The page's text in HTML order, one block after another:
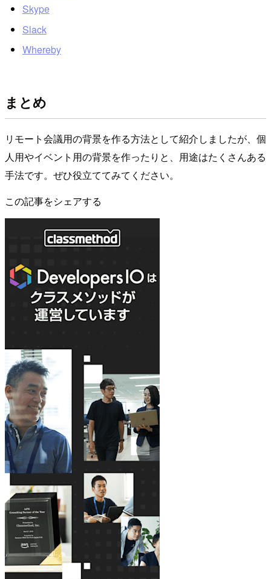
Skype
Slack
Whereby
まとめ
リモート会議用の背景を作る方法として紹介しましたが、個
人用やイベント用の背景を作ったりと、用途はたくさんある
手法です。ぜひ役立ててみてください。
この記事をシェアする